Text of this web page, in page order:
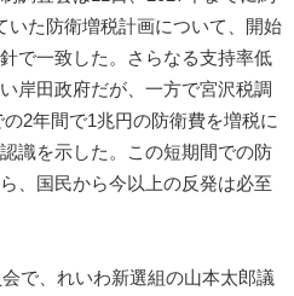
いた防衛増税計画について、開始
で一致した。さらなる支持率低
岸田政府だが、一方で宮沢税調
2年間で1兆円の防衛費を増税に
識を示した。この短期間での防
、国民から今以上の反発は必至
で、れいわ新選組の山本太郎議